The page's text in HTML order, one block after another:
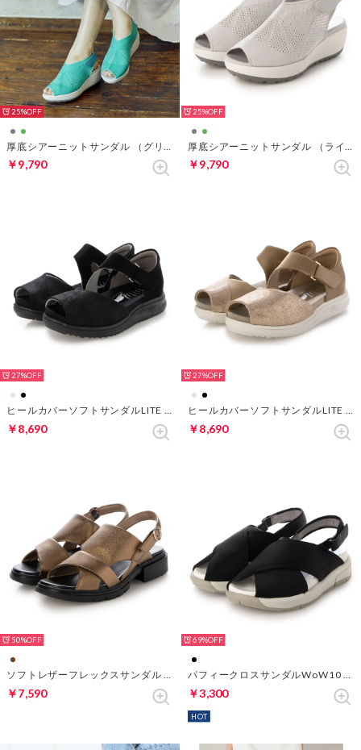
25%
￥9,790
25%
￥9,790
27%
ヒールカバーソフトサンダルLITE （ブラック）
￥8,690
27%
ヒールカバーソフトサンダルLITE （ベージュ）
￥8,690
50%
ソフトレザーフレックスサンダル （ブロンズ）
￥7,590
69%
パフィークロスサンダルWoW10 （ブラック）
￥3,300
HOT